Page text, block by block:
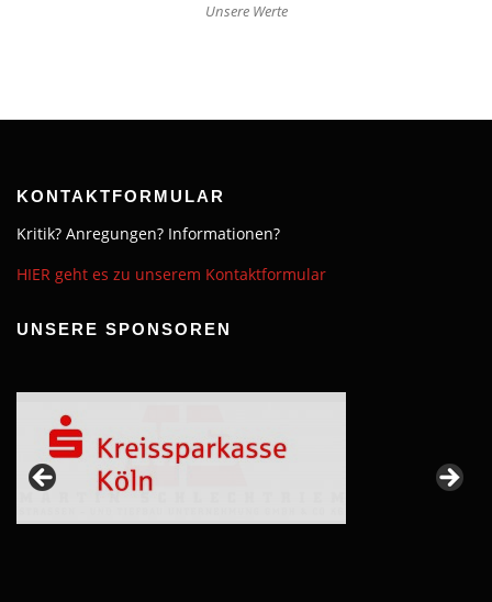
Unsere Werte
KONTAKTFORMULAR
Kritik? Anregungen? Informationen?
HIER geht es zu unserem Kontaktformular
UNSERE SPONSOREN